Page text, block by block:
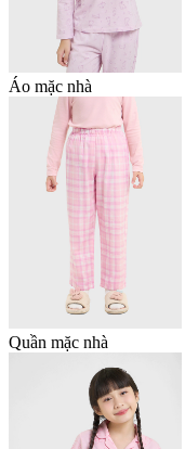
Áo mặc nhà
Quần mặc nhà